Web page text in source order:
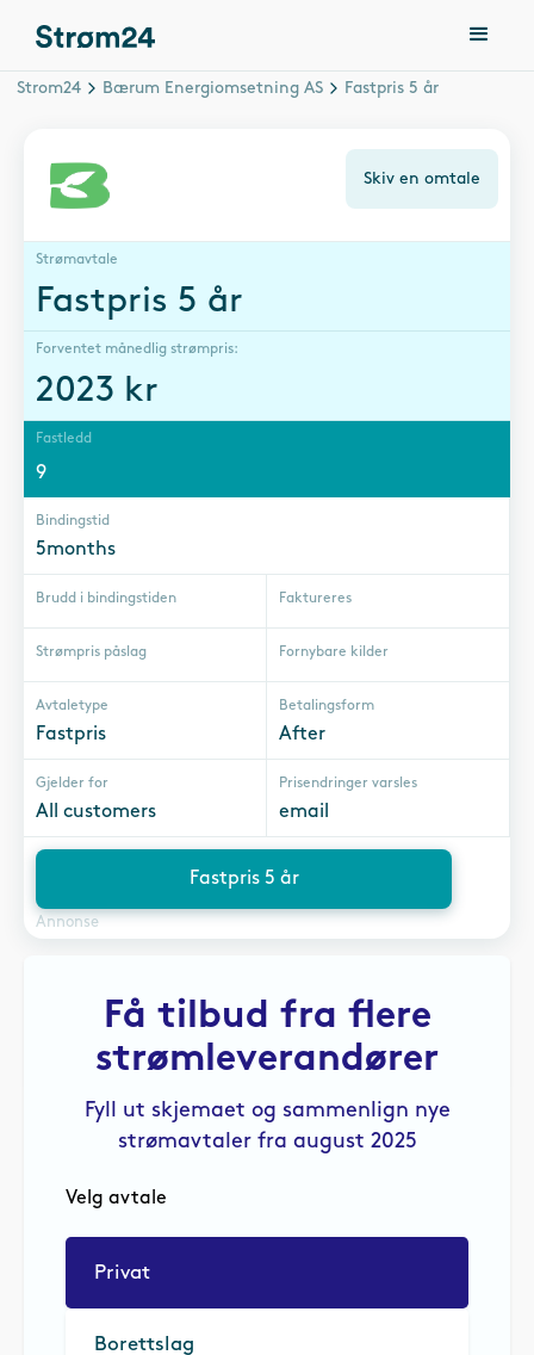
Strom24 Bærum Energiomsetning AS Fastpris 5 år
Skiv en omtale
Strømavtale
Fastpris 5 år
Forventet månedlig strømpris:
2023 kr
Fastledd
9
Bindingstid
5months
Brudd i bindingstiden Faktureres
Strømpris påslag Fornybare kilder
Avtaletype
Fastpris
Betalingsform
After
Gjelder for
All customers
Prisendringer varsles
email
Fastpris 5 år
Annonse
Få tilbud fra flere
strømleverandører
Fyll ut skjemaet og sammenlign nye
strømavtaler fra august 2025
Velg avtale
Privat
Borettslag